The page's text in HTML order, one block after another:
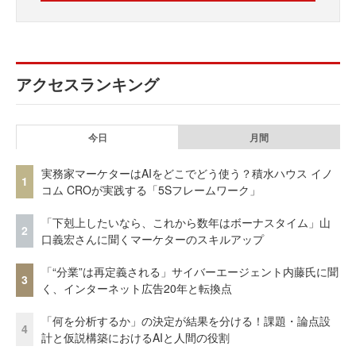
アクセスランキング
今日 月間
1
実務家マーケターはAIをどこでどう使う？積水ハウス イノ
コム CROが実践する「5Sフレームワーク」
2
「下剋上したいなら、これから数年はボーナスタイム」山
口義宏さんに聞くマーケターのスキルアップ
3
「“分業”は再定義される」サイバーエージェント内藤氏に聞
く、インターネット広告20年と転換点
4
「何を分析するか」の決定が結果を分ける！課題・論点設
計と仮説構築におけるAIと人間の役割